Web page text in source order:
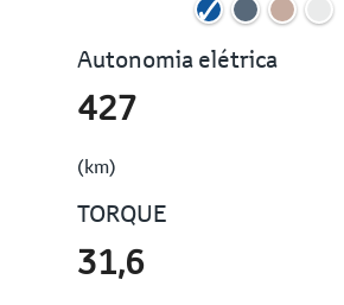
Autonomia elétrica
427
(km)
TORQUE
31,6